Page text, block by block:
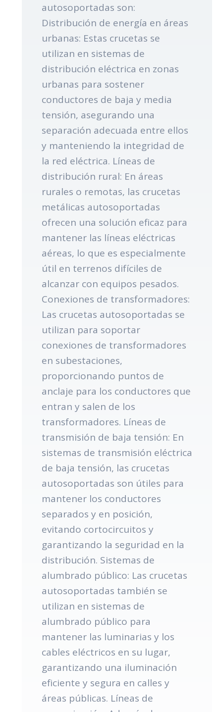
autosoportadas son:
Distribución de energía en áreas
urbanas: Estas crucetas se
utilizan en sistemas de
distribución eléctrica en zonas
urbanas para sostener
conductores de baja y media
tensión, asegurando una
separación adecuada entre ellos
y manteniendo la integridad de
la red eléctrica. Líneas de
distribución rural: En áreas
rurales o remotas, las crucetas
metálicas autosoportadas
ofrecen una solución eficaz para
mantener las líneas eléctricas
aéreas, lo que es especialmente
útil en terrenos difíciles de
alcanzar con equipos pesados.
Conexiones de transformadores:
Las crucetas autosoportadas se
utilizan para soportar
conexiones de transformadores
en subestaciones,
proporcionando puntos de
anclaje para los conductores que
entran y salen de los
transformadores. Líneas de
transmisión de baja tensión: En
sistemas de transmisión eléctrica
de baja tensión, las crucetas
autosoportadas son útiles para
mantener los conductores
separados y en posición,
evitando cortocircuitos y
garantizando la seguridad en la
distribución. Sistemas de
alumbrado público: Las crucetas
autosoportadas también se
utilizan en sistemas de
alumbrado público para
mantener las luminarias y los
cables eléctricos en su lugar,
garantizando una iluminación
eficiente y segura en calles y
áreas públicas. Líneas de